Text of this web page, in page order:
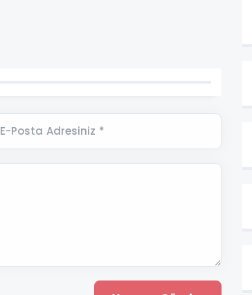
E-Posta Adresiniz *